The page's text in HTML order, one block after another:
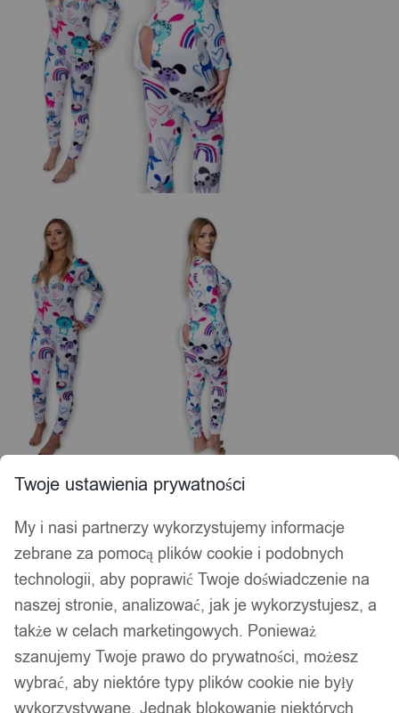
Twoje ustawienia prywatności
My i nasi partnerzy wykorzystujemy informacje
zebrane za pomocą plików cookie i podobnych
technologii, aby poprawić Twoje doświadczenie na
naszej stronie, analizować, jak je wykorzystujesz, a
także w celach marketingowych. Ponieważ
szanujemy Twoje prawo do prywatności, możesz
wybrać, aby niektóre typy plików cookie nie były